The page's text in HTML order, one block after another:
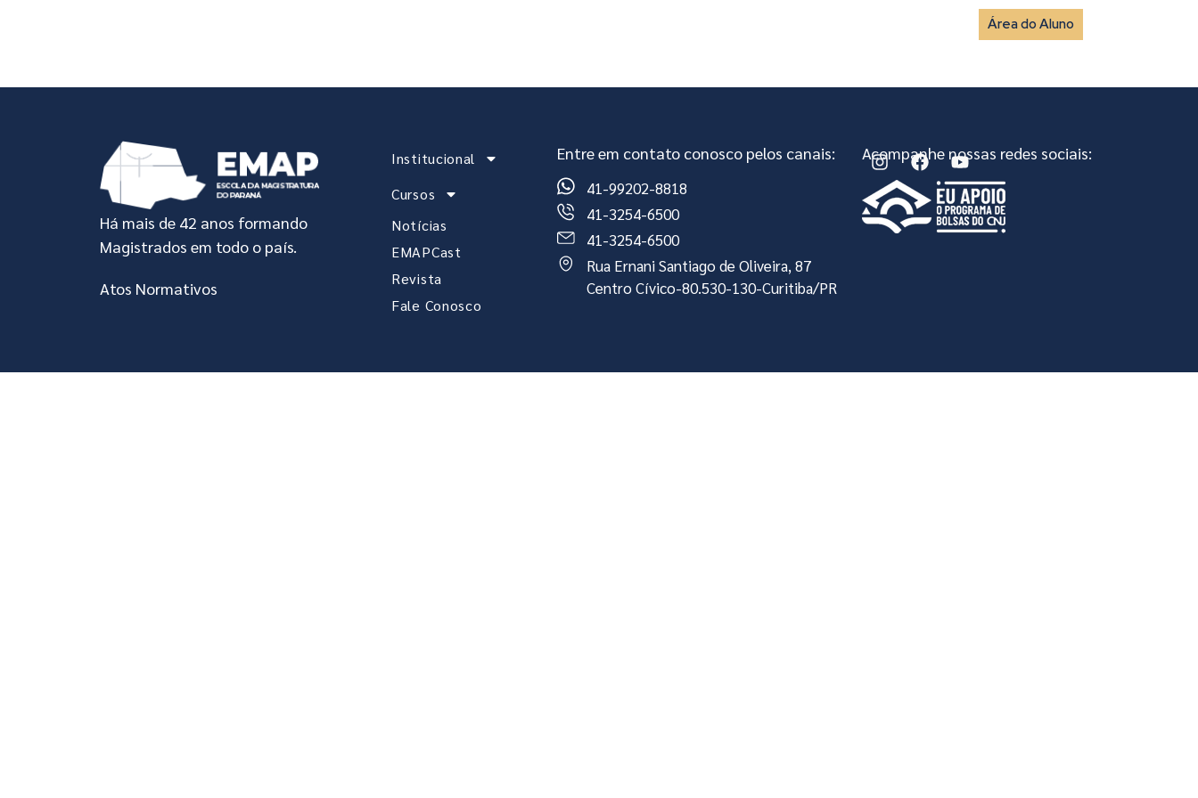
Área do Aluno
Há mais de 42 anos formando
Magistrados em todo o país.
Atos Normativos
Institucional
Cursos
Notícias
EMAPCast
Revista
Fale Conosco
Entre em contato conosco pelos canais:
41-99202-8818
41-3254-6500
41-3254-6500
Rua Ernani Santiago de Oliveira, 87
Centro Cívico-80.530-130-Curitiba/PR
Acompanhe nossas redes sociais: